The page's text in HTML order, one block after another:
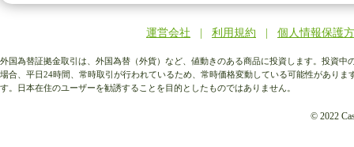
運営会社 利用規約 個人情報保護
外国為替証拠金取引は、外国為替（外貨）など、値動きのある商品に投資します。投資
場合、平日24時間、常時取引が行われているため、常時価格変動している可能性があり
す。日本在住のユーザーを勧誘することを目的としたものではありません。
© 2022